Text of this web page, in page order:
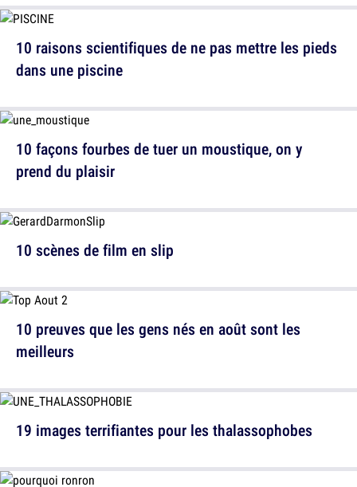
10 raisons scientifiques de ne pas mettre les pieds
dans une piscine
10 scènes de film en slip
19 images terrifiantes pour les thalassophobes
10 façons fourbes de tuer un moustique, on y
prend du plaisir
10 preuves que les gens nés en août sont les
meilleurs